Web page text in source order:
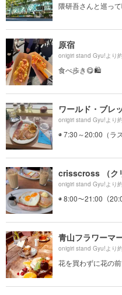
隈研吾さんと巡っ
原宿
onigiri stand Gyu!より
食べ歩き😋🛍
onigiri stand Gyu!より
◉ 7:30～20:00（ラ
crisscross （ク
onigiri stand Gyu!より
◉ 8:00〜21:00（
onigiri stand Gyu!より
花を買わずに花の